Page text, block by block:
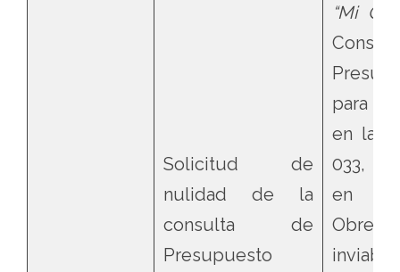
Solicitud de
nulidad de la
consulta de
Presupuesto
“Mi
para el
en la
033,
en la